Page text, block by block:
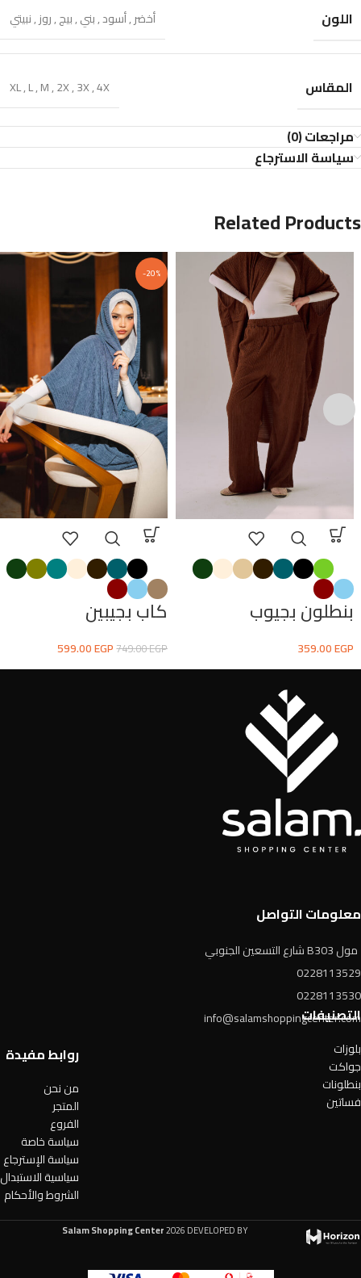
اللون
أخضر,أسود,بني,بيج,روز,نبيتي
المقاس XL,L,M,2X,3X,4X
مراجعات (0)
سياسة الاسترجاع
Related Products
-20%
كاب بجيبين
749.00EGP
599.00EGP
بنطلون بجيوب
359.00EGP
معلومات التواصل
مول B303 شارع التسعين الجنوبي
0228113529
0228113530
info@salamshoppingcenter.com
روابط مفيدة
من نحن
المتجر
الفروع
سياسة خاصة
سياسة الإسترجاع
سياسية الاستبدال
الشروط والأحكام
التصنيفات
بلوزات
جواكت
بنطلونات
فساتين
Salam Shopping Center2026 DEVELOPED BY